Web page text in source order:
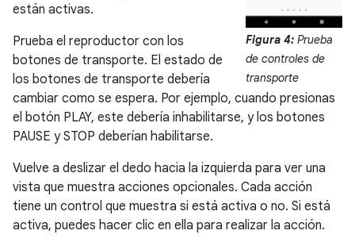
Figura 4:Prueba
de controles de
transporte
están activas.
Prueba el reproductor con los
botones de transporte. El estado de
los botones de transporte debería
cambiar como se espera. Por ejemplo, cuando presionas
el botón PLAY, este debería inhabilitarse, y los botones
PAUSE y STOP deberían habilitarse.
Vuelve a deslizar el dedo hacia la izquierda para ver una
vista que muestra acciones opcionales. Cada acción
tiene un control que muestra si está activa o no. Si está
activa, puedes hacer clic en ella para realizar la acción.